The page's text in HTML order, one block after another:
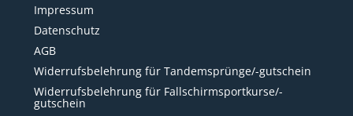
Impressum
Datenschutz
AGB
Widerrufsbelehrung für Tandemsprünge/-gutschein
Widerrufsbelehrung für Fallschirmsportkurse/-
gutschein